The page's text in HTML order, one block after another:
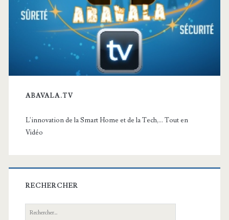
ABAVALA.TV
L'innovation de la Smart Home et de la Tech,... Tout en
Vidéo
RECHERCHER
Recherche: